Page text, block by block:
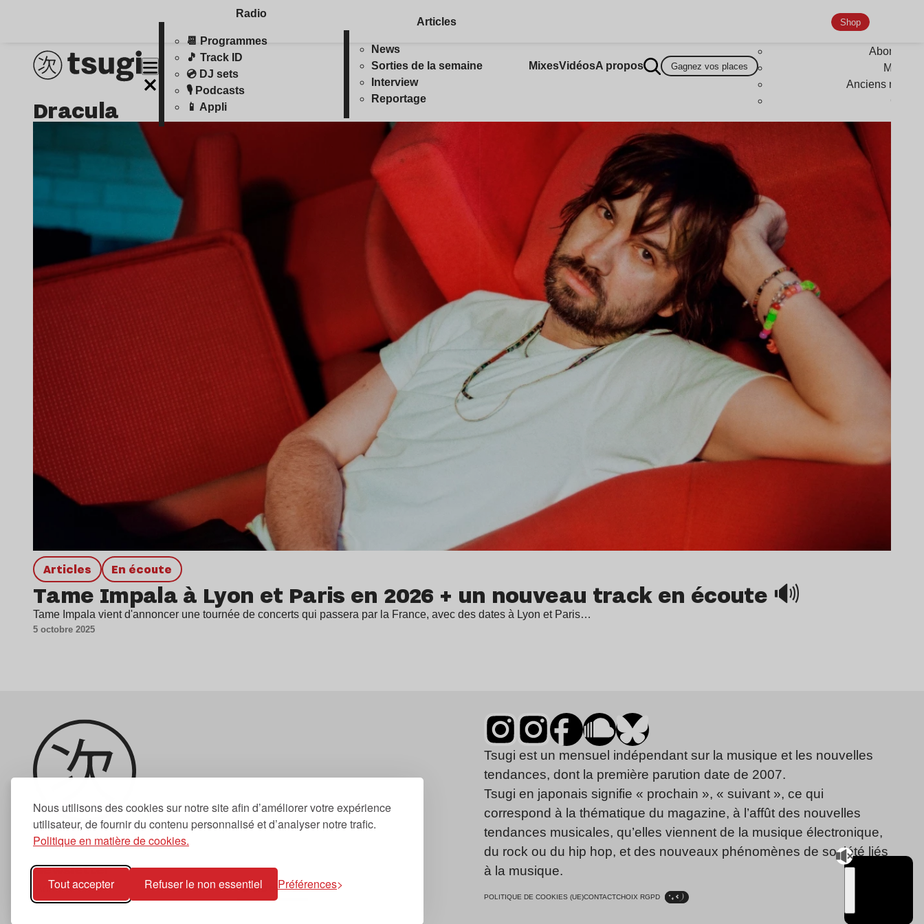
Nous utilisons des cookies sur notre site afin d’améliorer votre expérience
utilisateur, de fournir du contenu personnalisé et d’analyser notre trafic.
Politique en matière de cookies.
Tout accepter Refuser le non essentiel Préférences
Radio
📆 Programmes
🎵 Track ID
💿 DJ sets
🎙️ Podcasts
📱 Appli
Articles
News
Sorties de la semaine
Interview
Reportage
MixesVidéosA propos Gagnez vos places
Shop
Anciens
dracula
Articles en écoute
Tame Impala à Lyon et Paris en 2026 + un nouveau track en écoute 🔊
Tame Impala vient d'annoncer une tournée de concerts qui passera par la France, avec des dates à Lyon et Paris…
5 octobre 2025
Newsletter
S'abonner
Tsugi est un mensuel indépendant sur la musique et les nouvelles
tendances, dont la première parution date de 2007.
Tsugi en japonais signifie « prochain », « suivant », ce qui
correspond à la thématique du magazine, à l’affût des nouvelles
tendances musicales, qu’elles viennent de la musique électronique,
du rock ou du hip hop, et des nouveaux phénomènes de société liés
à la musique.
POLITIQUE DE COOKIES (UE)CONTACTCHOIX RGPD